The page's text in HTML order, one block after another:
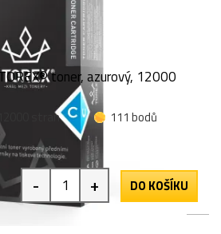
toner, azurový, 12000
stran
111 bodů
- + DO KOŠÍKU